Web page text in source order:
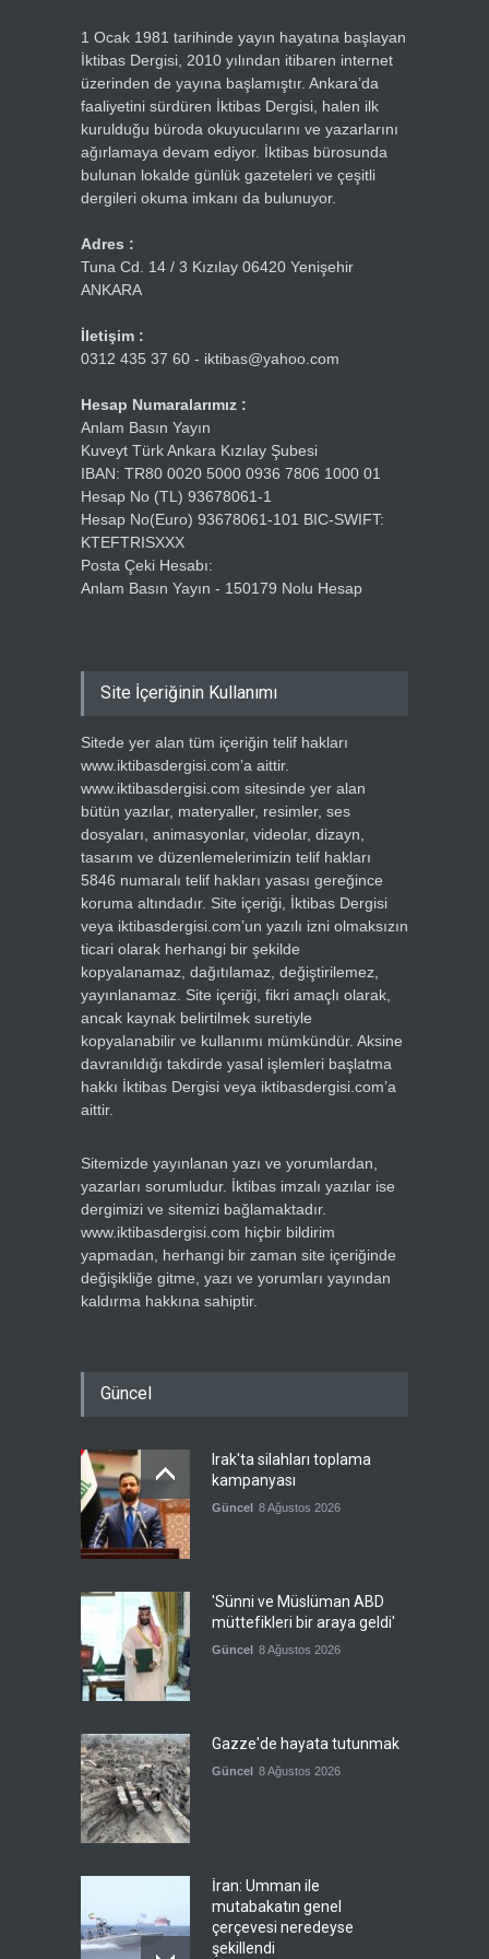
1 Ocak 1981 tarihinde yayın hayatına başlayan
İktibas Dergisi, 2010 yılından itibaren internet
üzerinden de yayına başlamıştır. Ankara’da
faaliyetini sürdüren İktibas Dergisi, halen ilk
kurulduğu büroda okuyucularını ve yazarlarını
ağırlamaya devam ediyor. İktibas bürosunda
bulunan lokalde günlük gazeteleri ve çeşitli
dergileri okuma imkanı da bulunuyor.
Adres :
Tuna Cd. 14 / 3 Kızılay 06420 Yenişehir
ANKARA
İletişim :
0312 435 37 60 - iktibas@yahoo.com
Hesap Numaralarımız :
Anlam Basın Yayın
Kuveyt Türk Ankara Kızılay Şubesi
IBAN: TR80 0020 5000 0936 7806 1000 01
Hesap No (TL) 93678061-1
Hesap No(Euro) 93678061-101 BIC-SWIFT:
KTEFTRISXXX
Posta Çeki Hesabı:
Anlam Basın Yayın - 150179 Nolu Hesap
Site İçeriğinin Kullanımı
Sitede yer alan tüm içeriğin telif hakları
www.iktibasdergisi.com’a aittir.
www.iktibasdergisi.com sitesinde yer alan
bütün yazılar, materyaller, resimler, ses
dosyaları, animasyonlar, videolar, dizayn,
tasarım ve düzenlemelerimizin telif hakları
5846 numaralı telif hakları yasası gereğince
koruma altındadır. Site içeriği, İktibas Dergisi
veya iktibasdergisi.com’un yazılı izni olmaksızın
ticari olarak herhangi bir şekilde
kopyalanamaz, dağıtılamaz, değiştirilemez,
yayınlanamaz. Site içeriği, fikri amaçlı olarak,
ancak kaynak belirtilmek suretiyle
kopyalanabilir ve kullanımı mümkündür. Aksine
davranıldığı takdirde yasal işlemleri başlatma
hakkı İktibas Dergisi veya iktibasdergisi.com’a
aittir.
Sitemizde yayınlanan yazı ve yorumlardan,
yazarları sorumludur. İktibas imzalı yazılar ise
dergimizi ve sitemizi bağlamaktadır.
www.iktibasdergisi.com hiçbir bildirim
yapmadan, herhangi bir zaman site içeriğinde
değişikliğe gitme, yazı ve yorumları yayından
kaldırma hakkına sahiptir.
Güncel
Irak'ta silahları toplama
kampanyası
Güncel 8 Ağustos 2026
'Sünni ve Müslüman ABD
müttefikleri bir araya geldi'
Güncel 8 Ağustos 2026
Gazze'de hayata tutunmak
Güncel 8 Ağustos 2026
İran: Umman ile
mutabakatın genel
çerçevesi neredeyse
şekillendi